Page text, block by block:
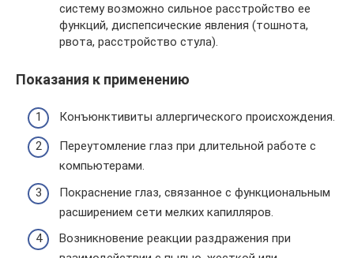
систему возможно сильное расстройство ее
функций, диспепсические явления (тошнота,
рвота, расстройство стула).
Показания к применению
Конъюнктивиты аллергического происхождения.
Переутомление глаз при длительной работе с
компьютерами.
Покраснение глаз, связанное с функциональным
расширением сети мелких капилляров.
Возникновение реакции раздражения при